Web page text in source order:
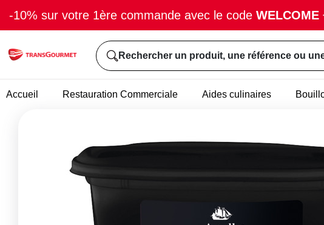
-10% sur votre 1ère commande avec le code WELCOME ·
Rechercher un produit, une référence ou
Accueil Restauration Commerciale Aides culinaires